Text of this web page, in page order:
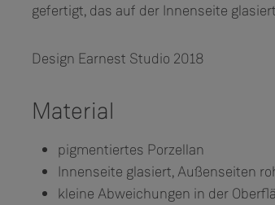
gefertigt, das auf der Innenseite
Design Earnest Studio 2018
Material
pigmentiertes Porzellan
Innenseite glasiert, Außenseiten
kleine Abweichungen in der